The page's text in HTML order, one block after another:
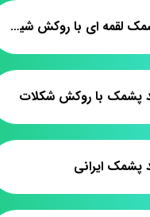
عرضه پشمک لقمه ای با روکش شیری
پشمک با روکش شکلات
پشمک ایرانی